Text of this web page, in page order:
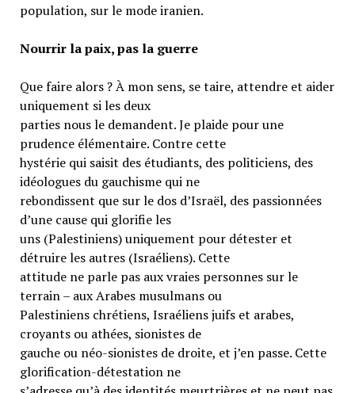
population, sur le mode iranien.
Nourrir la paix, pas la guerre
Que faire alors ? À mon sens, se taire, attendre et aider
uniquement si les deux
parties nous le demandent. Je plaide pour une
prudence élémentaire. Contre cette
hystérie qui saisit des étudiants, des politiciens, des
idéologues du gauchisme qui ne
rebondissent que sur le dos d’Israël, des passionnées
d’une cause qui glorifie les
uns (Palestiniens) uniquement pour détester et
détruire les autres (Israéliens). Cette
attitude ne parle pas aux vraies personnes sur le
terrain – aux Arabes musulmans ou
Palestiniens chrétiens, Israéliens juifs et arabes,
croyants ou athées, sionistes de
gauche ou néo-sionistes de droite, et j’en passe. Cette
glorification-détestation ne